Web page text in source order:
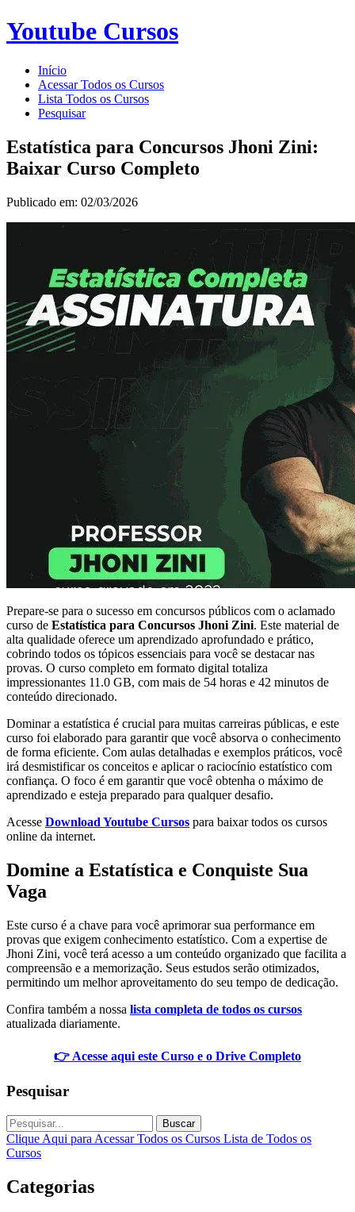
Youtube Cursos
Início
Acessar Todos os Cursos
Lista Todos os Cursos
Pesquisar
Estatística para Concursos Jhoni Zini:
Baixar Curso Completo
Publicado em: 02/03/2026
Prepare-se para o sucesso em concursos públicos com o aclamado
curso de Estatística para Concursos Jhoni Zini. Este material de
alta qualidade oferece um aprendizado aprofundado e prático,
cobrindo todos os tópicos essenciais para você se destacar nas
provas. O curso completo em formato digital totaliza
impressionantes 11.0 GB, com mais de 54 horas e 42 minutos de
conteúdo direcionado.
Dominar a estatística é crucial para muitas carreiras públicas, e este
curso foi elaborado para garantir que você absorva o conhecimento
de forma eficiente. Com aulas detalhadas e exemplos práticos, você
irá desmistificar os conceitos e aplicar o raciocínio estatístico com
confiança. O foco é em garantir que você obtenha o máximo de
aprendizado e esteja preparado para qualquer desafio.
Acesse Download Youtube Cursos para baixar todos os cursos
online da internet.
Domine a Estatística e Conquiste Sua
Vaga
Este curso é a chave para você aprimorar sua performance em
provas que exigem conhecimento estatístico. Com a expertise de
Jhoni Zini, você terá acesso a um conteúdo organizado que facilita a
compreensão e a memorização. Seus estudos serão otimizados,
permitindo um melhor aproveitamento do seu tempo de dedicação.
Confira também a nossa lista completa de todos os cursos
atualizada diariamente.
👉 Acesse aqui este Curso e o Drive Completo
Pesquisar
Buscar
Clique Aqui para Acessar Todos os Cursos Lista de Todos os
Cursos
Categorias